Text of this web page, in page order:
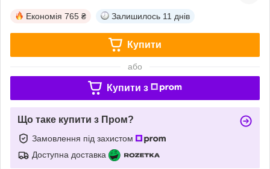
Економія 765 ₴ Залишилось 11 днів
Купити
або
Купити з
Що таке купити з Пром?
Замовлення під захистом
Доступна доставка